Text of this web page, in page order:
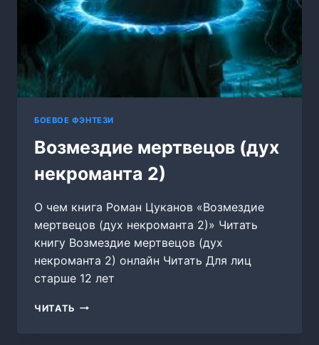
БОЕВОЕ ФЭНТЕЗИ
Возмездие мертвецов (дух
некроманта 2)
О чем книга Роман Цуканов «Возмездие
мертвецов (дух некроманта 2)» Читать
книгу Возмездие мертвецов (дух
некроманта 2) онлайн Читать Для лиц
старше 12 лет
ЧИТАТЬ ВОЗМЕЗДИЕ